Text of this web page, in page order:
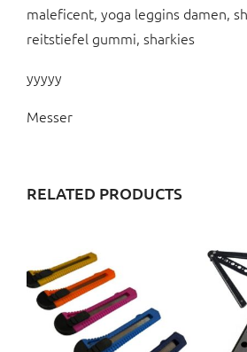
maleficent, yoga leggins damen,
reitstiefel gummi, sharkies
yyyyy
Messer
RELATED PRODUCTS